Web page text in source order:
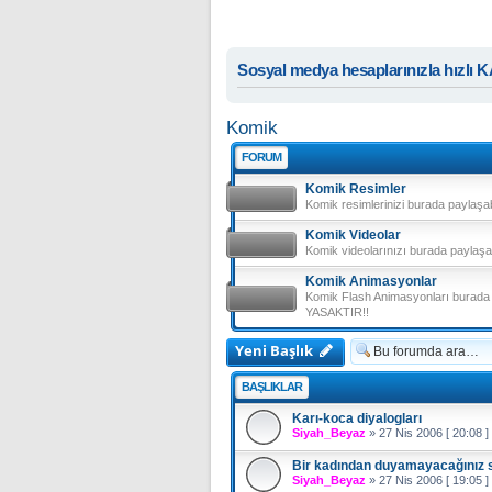
Sosyal medya hesaplarınızla hızlı
Komik
FORUM
Komik Resimler
Komik resimlerinizi burada
Komik Videolar
Komik videolarınızı burada
Komik Animasyonlar
Komik Flash Animasyonları
YASAKTIR!!
Yeni Başlık
BAŞLIKLAR
Karı-koca diyalogları
Siyah_Beyaz » 27 Nis 2006 [ 20:08 ]
Bir kadından duyamayacağınız
Siyah_Beyaz » 27 Nis 2006 [ 19:05 ]